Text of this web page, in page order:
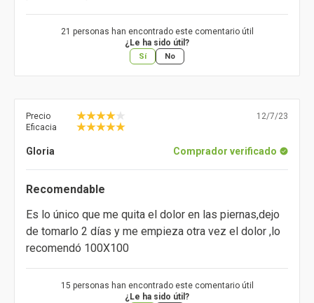
21 personas han encontrado este comentario útil
¿Le ha sido útil?
Sí No
Precio
Eficacia
12/7/23
Gloria Comprador verificado
Recomendable
Es lo único que me quita el dolor en las piernas,dejo
de tomarlo 2 días y me empieza otra vez el dolor ,lo
recomendó 100X100
15 personas han encontrado este comentario útil
¿Le ha sido útil?